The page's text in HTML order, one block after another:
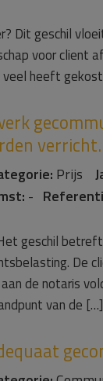
Dit geschil
voor client
heeft
Prijs
-
geschil
De
de notaris
van de […]